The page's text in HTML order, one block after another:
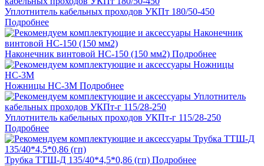
Уплотнитель кабельных проходов УКПт 180/50-450
Подробнее
Наконечник винтовой НС-150 (150 мм2) Подробнее
Ножницы НС-3M Подробнее
Уплотнитель кабельных проходов УКПт-г 115/28-250
Подробнее
Трубка ТТШ-Д 135/40*4,5*0,86 (гп) Подробнее